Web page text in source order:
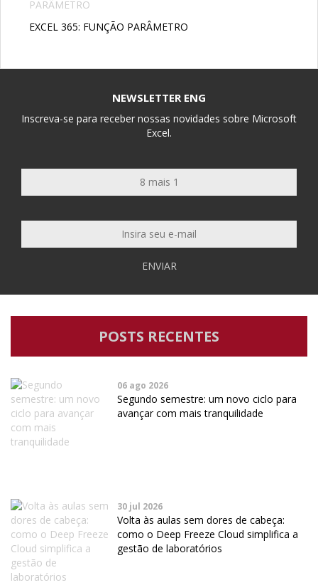
EXCEL 365: FUNÇÃO PARÂMETRO
NEWSLETTER ENG
Inscreva-se para receber nossas novidades sobre Microsoft
Excel.
ENVIAR
POSTS RECENTES
06 ago 2026
Segundo semestre: um novo ciclo para
avançar com mais tranquilidade
30 jul 2026
Volta às aulas sem dores de cabeça:
como o Deep Freeze Cloud simplifica a
gestão de laboratórios